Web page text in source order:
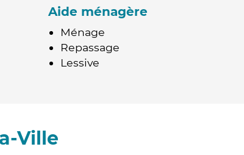
Aide ménagère
Ménage
Repassage
Lessive
Ville